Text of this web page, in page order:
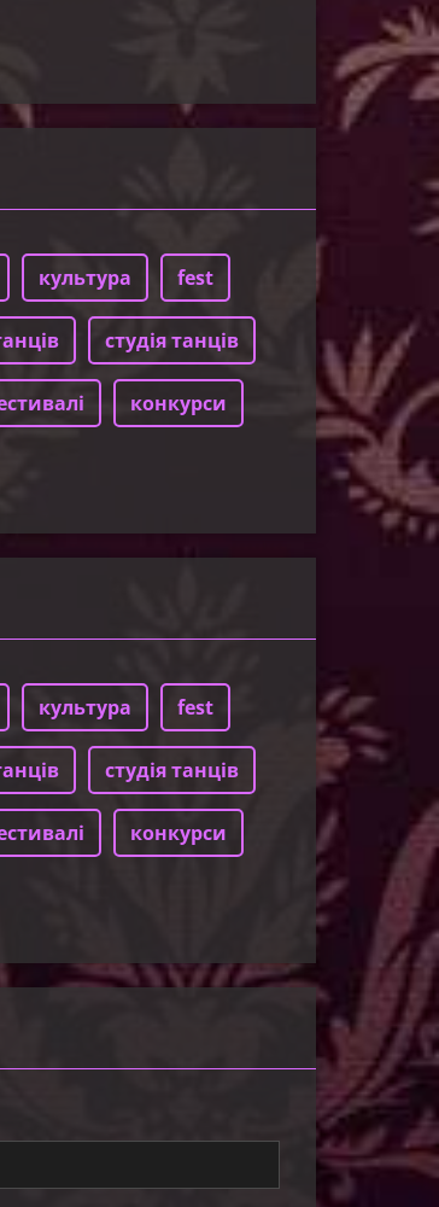
культура fest
студія танців
конкурси
культура fest
студія танців
конкурси